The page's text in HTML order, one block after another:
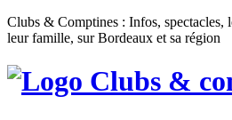
Clubs & Comptines : Infos, spectacles,
leur famille, sur Bordeaux et sa région
Clubs